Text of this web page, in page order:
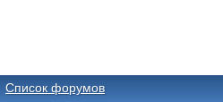
Список форумов